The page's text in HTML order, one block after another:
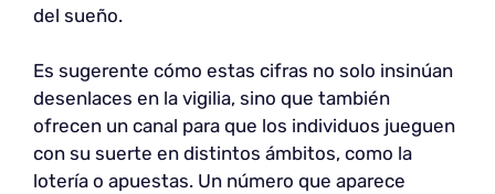
del sueño.
Es sugerente cómo estas cifras no solo insinúan
desenlaces en la vigilia, sino que también
ofrecen un canal para que los individuos jueguen
con su suerte en distintos ámbitos, como la
lotería o apuestas. Un número que aparece